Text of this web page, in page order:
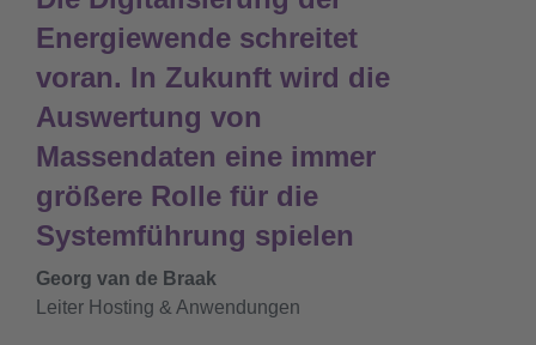
Energiewende schreitet
voran. In Zukunft wird die
Auswertung von
Massendaten eine immer
größere Rolle für die
Systemführung spielen
Georg van de Braak
Leiter Hosting & Anwendungen